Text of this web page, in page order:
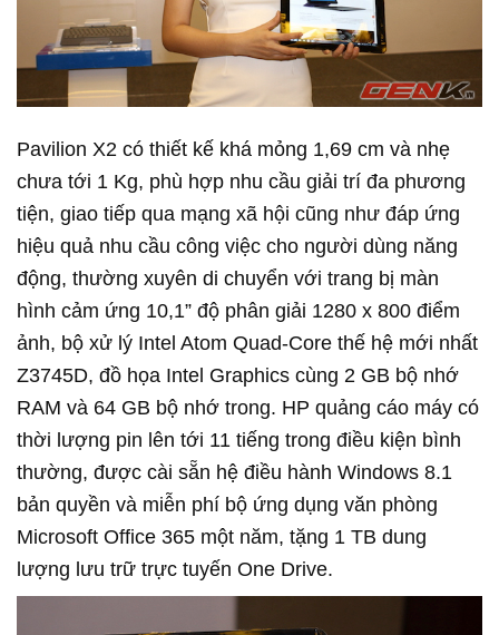
Pavilion X2 có thiết kế khá mỏng 1,69 cm và nhẹ
chưa tới 1 Kg, phù hợp nhu cầu giải trí đa phương
tiện, giao tiếp qua mạng xã hội cũng như đáp ứng
hiệu quả nhu cầu công việc cho người dùng năng
động, thường xuyên di chuyển với trang bị màn
hình cảm ứng 10,1” độ phân giải 1280 x 800 điểm
ảnh, bộ xử lý Intel Atom Quad-Core thế hệ mới nhất
Z3745D, đồ họa Intel Graphics cùng 2 GB bộ nhớ
RAM và 64 GB bộ nhớ trong. HP quảng cáo máy có
thời lượng pin lên tới 11 tiếng trong điều kiện bình
thường, được cài sẵn hệ điều hành Windows 8.1
bản quyền và miễn phí bộ ứng dụng văn phòng
Microsoft Office 365 một năm, tặng 1 TB dung
lượng lưu trữ trực tuyến One Drive.